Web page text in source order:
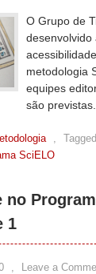
O Grupo de
desenvolvido
metodologia
equipes
são previstas.
,
SciELO
no
1
, Leave a